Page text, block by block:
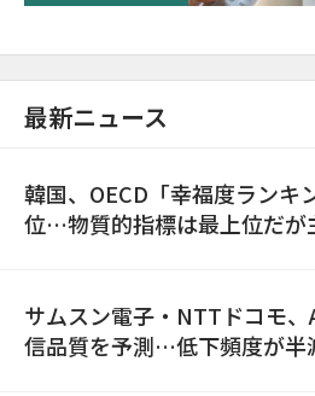
最新ニュース
韓国、OECD「幸福度ランキ
位…物質的指標は最上位だが
サムスン電子・NTTドコモ
信品質を予測…低下頻度が半